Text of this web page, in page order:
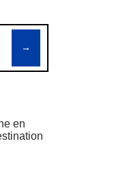
en